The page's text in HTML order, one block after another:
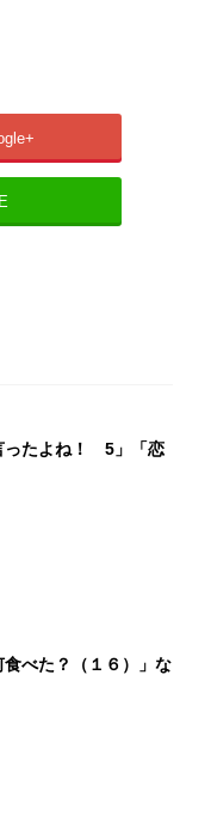
ったよね！ 5」「恋
べた？（１６）」な